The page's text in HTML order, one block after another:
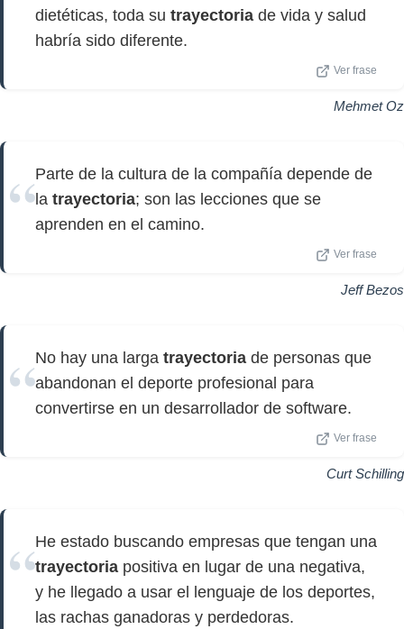
dietéticas, toda su trayectoria de vida y salud
habría sido diferente.
Ver frase
Mehmet Oz
Parte de la cultura de la compañía depende de
la trayectoria; son las lecciones que se
aprenden en el camino.
Ver frase
Jeff Bezos
No hay una larga trayectoria de personas que
abandonan el deporte profesional para
convertirse en un desarrollador de software.
Ver frase
Curt Schilling
He estado buscando empresas que tengan una
trayectoria positiva en lugar de una negativa,
y he llegado a usar el lenguaje de los deportes,
las rachas ganadoras y perdedoras.